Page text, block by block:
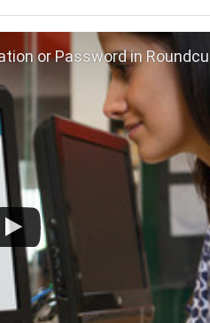
or Password in